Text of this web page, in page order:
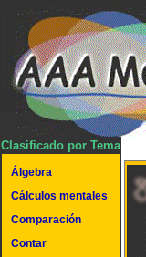
Clasificado por Tema
Álgebra
Cálculos mentales
Comparación
Contar